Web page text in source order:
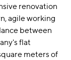
renovation
agile working
between
flat
meters of